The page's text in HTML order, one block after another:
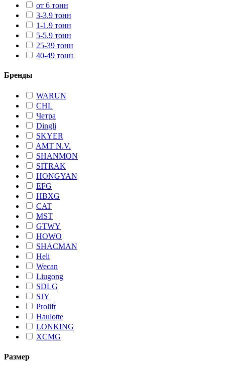
от 6 тонн
3-3.9 тонн
1-1.9 тонн
5-5.9 тонн
25-39 тонн
40-49 тонн
Бренды
WARUN
CHL
Четра
Dingli
SKYER
AMT N.V.
SHANMON
SITRAK
HONGYAN
EFG
HBXG
CAT
MST
GTWY
HOWO
SHACMAN
Heli
Wecan
Liugong
SDLG
SJY
Prolift
Haulotte
LONKING
XCMG
Размер